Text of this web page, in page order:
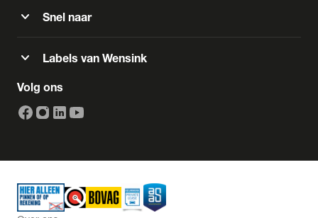
expand_more Snel naar
expand_more Labels van Wensink
Volg ons